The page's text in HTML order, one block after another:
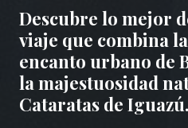
Descubre lo mejor
viaje que combina
encanto urbano de
la majestuosidad
Cataratas de Iguazú.